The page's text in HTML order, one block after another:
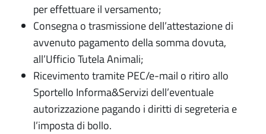
per effettuare il versamento;
Consegna o trasmissione dell’attestazione di
avvenuto pagamento della somma dovuta,
all’Ufficio Tutela Animali;
Ricevimento tramite PEC/e-mail o ritiro allo
Sportello Informa&Servizi dell’eventuale
autorizzazione pagando i diritti di segreteria e
l’imposta di bollo.